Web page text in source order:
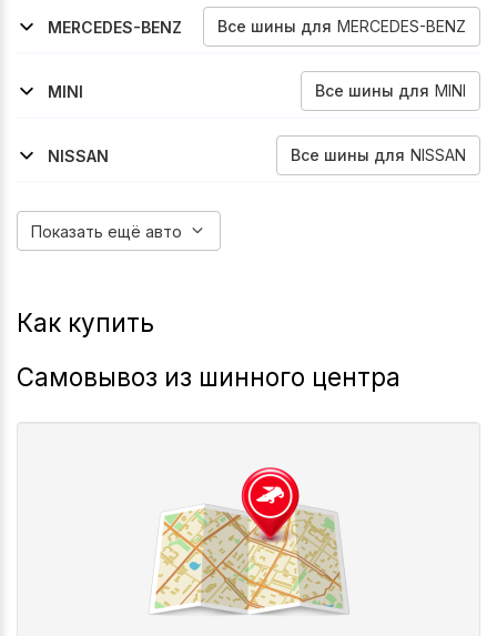
2017-2022
MERCEDES-BENZ
Все шины для MERCEDES-BENZ
2016-2023
2014-2026
2003-2014
2014-2026
2003-2014
MINI
Все шины для MINI
2017-2023
NISSAN
Все шины для NISSAN
Показать ещё авто
Как купить
Самовывоз из шинного центра